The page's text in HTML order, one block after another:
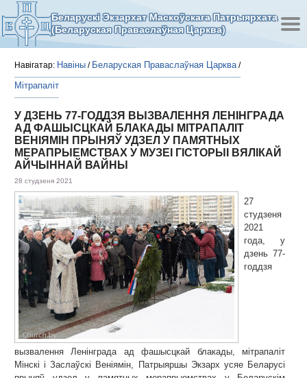
Беларускі Экзархат Маскоўскага Патрыярхата
(Беларуская Праваслаўная Царква)
Навігатар: Навіны / Беларуская Праваслаўная Царква/
Мітрапаліт
У ДЗЕНЬ 77-ГОДДЗЯ ВЫЗВАЛЕННЯ ЛЕНІНГРАДА
АД ФАШЫСЦКАЙ БЛАКАДЫ МІТРАПАЛІТ
ВЕНІЯМІН ПРЫНЯЎ УДЗЕЛ У ПАМЯТНЫХ
МЕРАПРЫЕМСТВАХ У МУЗЕІ ГІСТОРЫІ ВЯЛІКАЙ
АЙЧЫННАЙ ВАЙНЫ
28 студзеня 2021
27
студзеня
2021
года, у
дзень 77-
годдзя
вызвалення Ленінграда ад фашысцкай блакады, мітрапаліт
Мінскі і Заслаўскі Веніямін, Патрыяршы Экзарх усяе Беларусі